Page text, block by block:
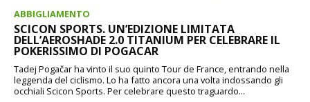
ABBIGLIAMENTO
SCICON SPORTS. UN’EDIZIONE LIMITATA
DELL’AEROSHADE 2.0 TITANIUM PER CELEBRARE IL
POKERISSIMO DI POGACAR
Tadej Pogačar ha vinto il suo quinto Tour de France, entrando nella
leggenda del ciclismo. Lo ha fatto ancora una volta indossando gli
occhiali Scicon Sports. Per celebrare questo traguardo...